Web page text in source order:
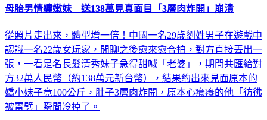
母胎男情纏嫩妹 送138萬見真面目「3層肉炸開」崩潰
從照片走出來，體型增一倍！中國一名29歲劉姓男子在遊戲中
認識一名22歲女玩家，閒聊之後愈來愈合拍，對方直接丟出一
張，一看是名長髮清秀妹子急得甜喊「老婆」，期間共匯給對
方32萬人民幣（約138萬元新台幣），結果約出來見面原本的
嬌小妹子竟100公斤，肚子3層肉炸開，原本心癢癢的他「彷彿
被雷劈」瞬間冷掉了。